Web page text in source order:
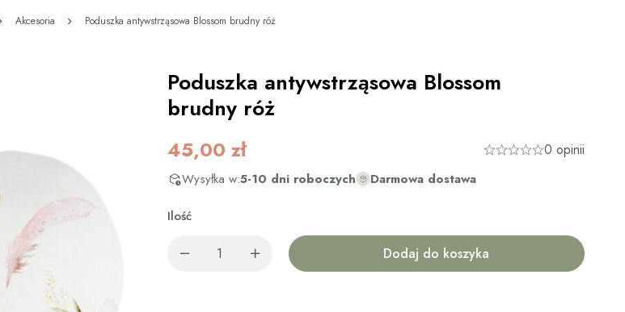
Akcesoria Poduszka antywstrząsowa Blossom brudny róż
Poduszka antywstrząsowa Blossom
brudny róż
45,00 zł 0 opinii
Wysyłka w:5-10 dni roboczych Darmowa dostawa
Ilość
Dodaj do koszyka